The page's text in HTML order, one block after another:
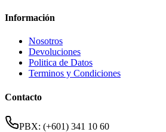
Información
Nosotros
Devoluciones
Politica de Datos
Terminos y Condiciones
Contacto
PBX: (+601) 341 10 60